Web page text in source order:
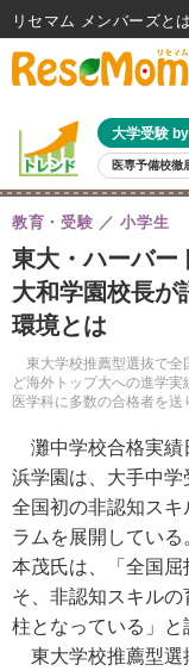
大学受験
医専予備校徹
親子で考える大学選び
共通テスト 夏休み
8月開催イベント・WS
自由研究教材（小学生向け）
東大・ハーバ
大和学園校長が
環境とは
東大学校推薦型選抜で全
ど海外トップ大への進学
医学科に多数の合格者を
教育・受験 小学生
灘中学校合格実績
浜学園は、大手中学
全国初の非認知スキ
ラムを展開してい
本茂氏は、「全国屈
そ、非認知スキル
柱となっている」と
東大学校推薦型選
リセマム メンバーズ